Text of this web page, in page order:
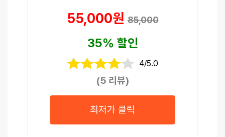
55,000원85,000
35% 할인
4/5.0
(5 리뷰)
최저가 클릭